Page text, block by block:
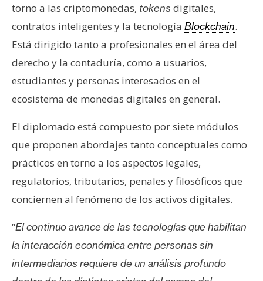
R
e
u
r
s
s
C
o
n
a
c
o
torno a las criptomonedas, tokens digitales,
contratos inteligentes y la tecnología Blockchain.
Está dirigido tanto a profesionales en el área del
derecho y la contaduría, como a usuarios,
estudiantes y personas interesados en el
ecosistema de monedas digitales en general.
El diplomado está compuesto por siete módulos
que proponen abordajes tanto conceptuales como
prácticos en torno a los aspectos legales,
regulatorios, tributarios, penales y filosóficos que
conciernen al fenómeno de los activos digitales.
“El continuo avance de las tecnologías que habilitan
la interacción económica entre personas sin
intermediarios requiere de un análisis profundo